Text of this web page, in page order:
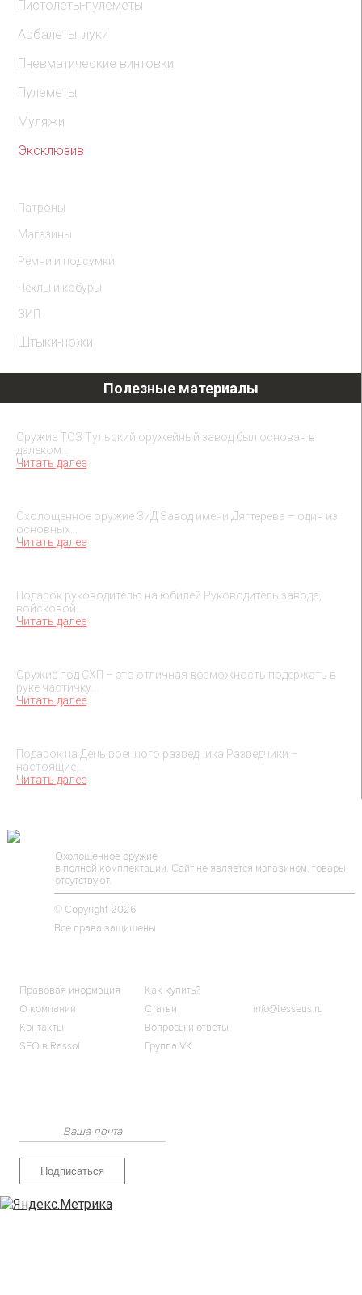
Пистолеты-пулеметы
Арбалеты, луки
Пневматические винтовки
Пулеметы
Муляжи
Эксклюзив
Патроны
Магазины
Ремни и подсумки
Чехлы и кобуры
ЗИП
Штыки-ножи
Полезные материалы
Оружие ТОЗ Тульский оружейный завод был основан в
далеком…
Читать далее
Охолощенное оружие ЗиД Завод имени Дягтерева – один из
основных…
Читать далее
Подарок руководителю на юбилей Руководитель завода,
войсковой…
Читать далее
Оружие под СХП – это отличная возможность подержать в
руке частичку…
Читать далее
Подарок на День военного разведчика Разведчики –
настоящие…
Читать далее
Охолощенное оружие
в полной комплектации. Сайт не является магазином, товары
отсутствуют.
© Copyright 2026
Все права защищены
Правовая инормация
О компании
Контакты
SEO в Rassol
Как купить?
Статьи
Вопросы и ответы
Группа VK
info@tesseus.ru
Подписаться